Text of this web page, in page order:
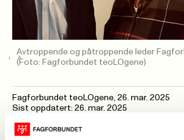
Avtroppende og påtroppende leder
(Foto: Fagforbundet teoLOgene)
Fagforbundet teoLOgene, 26. mar. 2025
Sist oppdatert: 26. mar. 2025
Vi har særlig jobbet med disse